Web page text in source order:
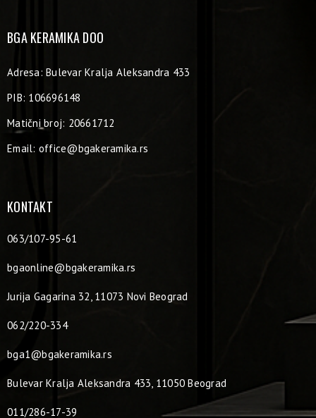
BGA KERAMIKA DOO
Adresa: Bulevar Kralja Aleksandra 433
PIB: 106696148
Matični broj: 20661712
Email: office@bgakeramika.rs
KONTAKT
063/107-95-61
bgaonline@bgakeramika.rs
Jurija Gagarina 32, 11073 Novi Beograd
062/220-334
bga1@bgakeramika.rs
Bulevar Kralja Aleksandra 433, 11050 Beograd
011/286-17-39